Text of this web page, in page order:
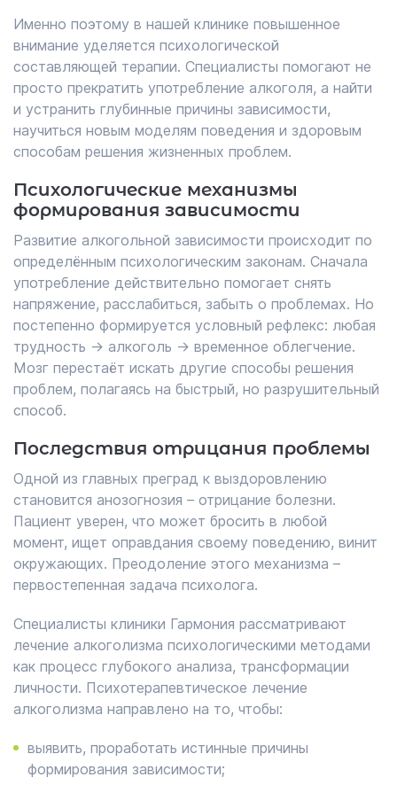
Именно поэтому в нашей клинике повышенное
внимание уделяется психологической
составляющей терапии. Специалисты помогают не
просто прекратить употребление алкоголя, а найти
и устранить глубинные причины зависимости,
научиться новым моделям поведения и здоровым
способам решения жизненных проблем.
Психологические механизмы
формирования зависимости
Развитие алкогольной зависимости происходит по
определённым психологическим законам. Сначала
употребление действительно помогает снять
напряжение, расслабиться, забыть о проблемах. Но
постепенно формируется условный рефлекс: любая
трудность → алкоголь → временное облегчение.
Мозг перестаёт искать другие способы решения
проблем, полагаясь на быстрый, но разрушительный
способ.
Последствия отрицания проблемы
Одной из главных преград к выздоровлению
становится анозогнозия – отрицание болезни.
Пациент уверен, что может бросить в любой
момент, ищет оправдания своему поведению, винит
окружающих. Преодоление этого механизма –
первостепенная задача психолога.
Специалисты клиники Гармония рассматривают
лечение алкоголизма психологическими методами
как процесс глубокого анализа, трансформации
личности. Психотерапевтическое лечение
алкоголизма направлено на то, чтобы:
выявить, проработать истинные причины
формирования зависимости;